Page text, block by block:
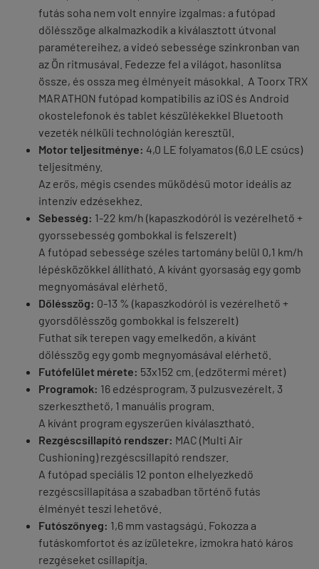
futás soha nem volt ennyire izgalmas: a futópad
dőlésszöge alkalmazkodik a kiválasztott útvonal
paramétereihez, a videó sebessége szinkronban van
az Ön ritmusával. Fedezze fel a világot, hasonlítsa
össze, és ossza meg élményeit másokkal. A Toorx TRX
MARATHON futópad kompatibilis az iOS és Android
okostelefonok és tablet készülékekkel Bluetooth
vezeték nélküli technológián keresztül.
Motor teljesítménye: 4,0 LE folyamatos (6,0 LE csúcs)
teljesítmény.
Az erős, mégis csendes működésű motor ideális az
intenzív edzésekhez.
Sebesség: 1-22 km/h (kapaszkodóról is vezérelhető +
gyorssebesség gombokkal is felszerelt)
A futópad sebessége széles tartomány belül 0,1 km/h
lépésközökkel állítható. A kívánt gyorsaság egy gomb
megnyomásával elérhető.
Dőlésszög: 0-13 % (kapaszkodóról is vezérelhető +
gyorsdőlésszög gombokkal is felszerelt)
Futhat sík terepen vagy emelkedőn, a kívánt
dőlésszög egy gomb megnyomásával elérhető.
Futófelület mérete: 53x152 cm. (edzőtermi méret)
Programok: 16 edzésprogram, 3 pulzusvezérelt, 3
szerkeszthető, 1 manuális program.
A kívánt program egyszerűen kiválasztható.
Rezgéscsillapító rendszer: MAC (Multi Air
Cushioning) rezgéscsillapító rendszer.
A futópad speciális 12 ponton elhelyezkedő
rezgéscsillapítása a szabadban történő futás
élményét teszi lehetővé.
Futószőnyeg: 1,6 mm vastagságú. Fokozza a
futáskomfortot és az ízületekre, izmokra ható káros
rezgéseket csillapítja.